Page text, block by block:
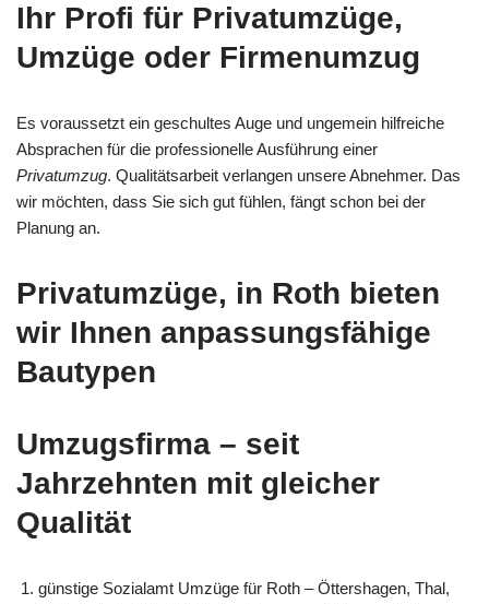
Ihr Profi für Privatumzüge,
Umzüge oder Firmenumzug
Es voraussetzt ein geschultes Auge und ungemein hilfreiche
Absprachen für die professionelle Ausführung einer
Privatumzug. Qualitätsarbeit verlangen unsere Abnehmer. Das
wir möchten, dass Sie sich gut fühlen, fängt schon bei der
Planung an.
Privatumzüge, in Roth bieten
wir Ihnen anpassungsfähige
Bautypen
Umzugsfirma – seit
Jahrzehnten mit gleicher
Qualität
günstige Sozialamt Umzüge für Roth – Öttershagen, Thal,